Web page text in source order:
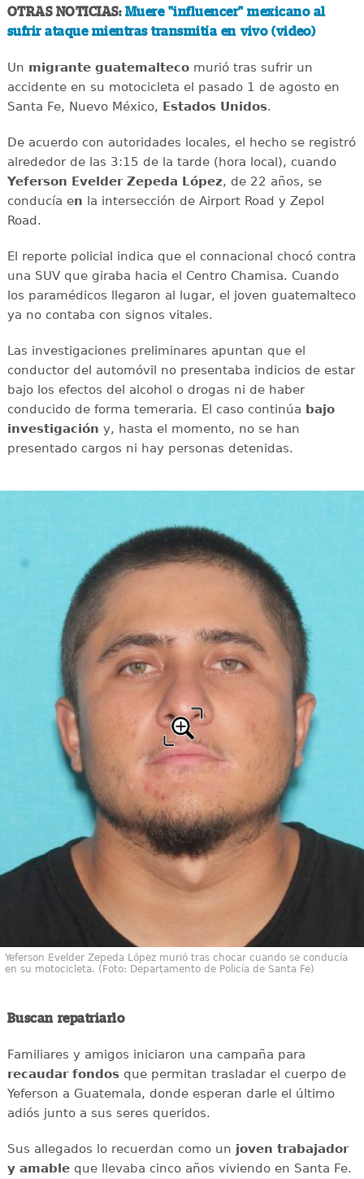
OTRAS NOTICIAS: Muere "influencer" mexicano al
sufrir ataque mientras transmitía en vivo (video)
Un migrante guatemaltecomurió tras sufrir un
accidente en su motocicleta el pasado 1 de agosto en
Santa Fe, Nuevo México, Estados Unidos.
De acuerdo con autoridades locales, el hecho se registró
alrededor de las 3:15 de la tarde (hora local), cuando
Yeferson Evelder Zepeda López, de 22 años, se
conducía en la intersección de Airport Road y Zepol
Road.
El reporte policial indica que el connacional chocó contra
una SUV que giraba hacia el Centro Chamisa. Cuando
los paramédicos llegaron al lugar, el joven guatemalteco
ya no contaba con signos vitales.
Las investigaciones preliminares apuntan que el
conductor del automóvil no presentaba indicios de estar
bajo los efectos del alcohol o drogas ni de haber
conducido de forma temeraria. El caso continúa bajo
investigación y, hasta el momento, no se han
presentado cargos ni hay personas detenidas.
Yeferson Evelder Zepeda López murió tras chocar cuando se conducía
en su motocicleta. (Foto: Departamento de Policía de Santa Fe)
Buscan repatriarlo
Familiares y amigos iniciaron una campaña para
recaudar fondosque permitan trasladar el cuerpo de
Yeferson a Guatemala, donde esperan darle el último
adiós junto a sus seres queridos.
Sus allegados lo recuerdan como un joven trabajador
y amableque llevaba cinco años viviendo en Santa Fe.